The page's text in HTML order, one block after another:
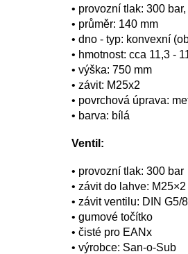
• provozní tlak: 300
• průměr: 140 mm
• dno - typ: konvexní
• hmotnost: cca 11,3 -
• výška: 750 mm
• závit: M25x2
• povrchová úprava:
• barva: bílá
Ventil:
• provozní tlak: 300 bar
• závit do lahve: M25×2
• závit ventilu: DIN G5/
• gumové točítko
• čisté pro EANx
• výrobce: San-o-Sub